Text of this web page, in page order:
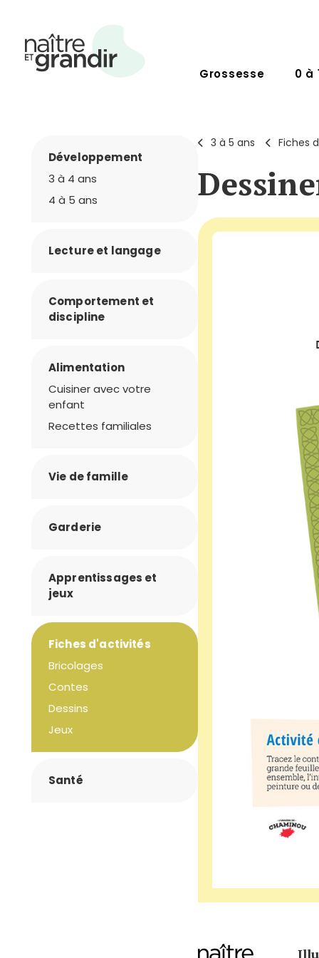
Grossesse 0 à
3 à 5 ans Fiches
Développement
3 à 4 ans
4 à 5 ans
Lecture et langage
Comportement et
discipline
Alimentation
Cuisiner avec votre
enfant
Recettes familiales
Vie de famille
Garderie
Apprentissages et
jeux
Fiches d'activités
Bricolages
Contes
Dessins
Jeux
Santé